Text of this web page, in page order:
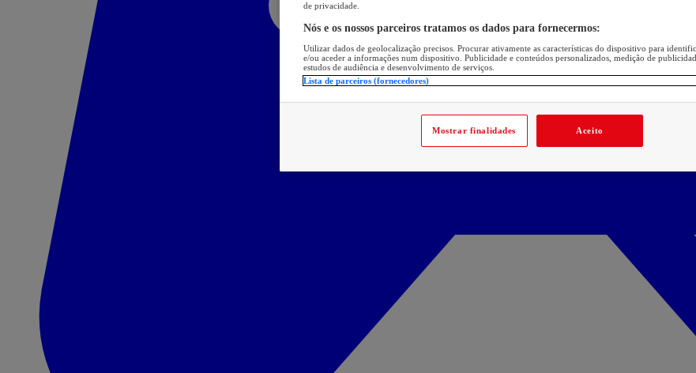
de privacidade.
Nós e os nossos parceiros tratamos os dados para fornecermos:
Utilizar dados de geolocalização precisos. Procurar ativamente as características do dispositivo para
e/ou aceder a informações num dispositivo. Publicidade e conteúdos personalizados, medição de
estudos de audiência e desenvolvimento de serviços.
Lista de parceiros (fornecedores)
Mostrar finalidades Aceito